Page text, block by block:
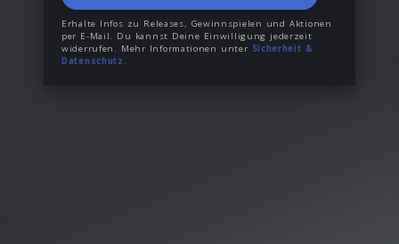
Erhalte Infos zu Releases, Gewinnspielen und Aktionen
per E-Mail. Du kannst Deine Einwilligung jederzeit
widerrufen. Mehr Informationen unter Sicherheit &
Datenschutz .